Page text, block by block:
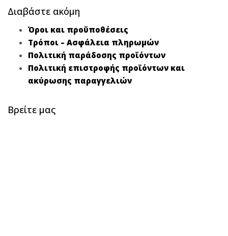
Διαβάστε ακόμη
Όροι και προϋποθέσεις
Τρόποι – Ασφάλεια πληρωμών
Πολιτική παράδοσης προϊόντων
Πολιτική επιστροφής προϊόντων και
ακύρωσης παραγγελιών
Βρείτε μας